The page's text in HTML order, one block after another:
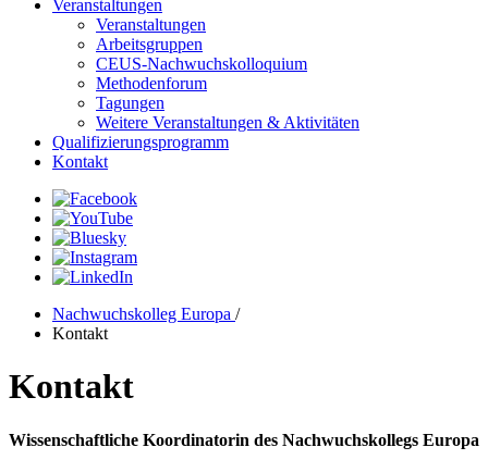
Veranstaltungen
Veranstaltungen
Arbeitsgruppen
CEUS-Nachwuchskolloquium
Methodenforum
Tagungen
Weitere Veranstaltungen & Aktivitäten
Qualifizierungsprogramm
Kontakt
Nachwuchskolleg Europa /
Kontakt
Kontakt
Wissenschaftliche Koordinatorin des Nachwuchskollegs Europa